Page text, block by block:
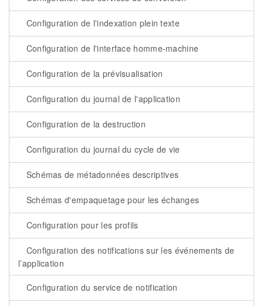
Configuration de l'indexation plein texte
Configuration de l'interface homme-machine
Configuration de la prévisualisation
Configuration du journal de l'application
Configuration de la destruction
Configuration du journal du cycle de vie
Schémas de métadonnées descriptives
Schémas d'empaquetage pour les échanges
Configuration pour les profils
Configuration des notifications sur les événements de
l’application
Configuration du service de notification